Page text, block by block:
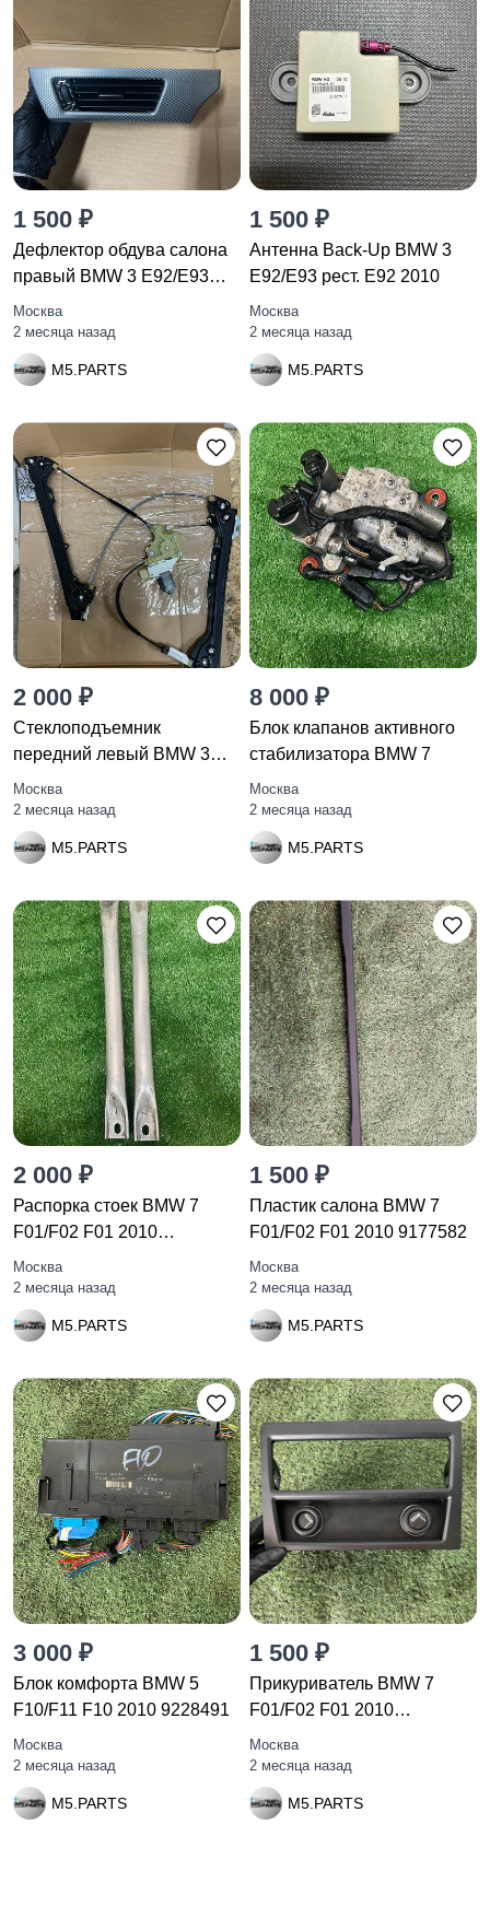
1 500 ₽
Дефлектор обдува салона
правый BMW 3 E92/E93
рест.
Москва
2 месяца назад
M5.PARTS
1 500 ₽
Антенна Back-Up BMW 3
E92/E93 рест. E92 2010
Москва
2 месяца назад
M5.PARTS
2 000 ₽
Стеклоподъемник
передний левый BMW 3
E92/E93 рест.
Москва
2 месяца назад
M5.PARTS
8 000 ₽
Блок клапанов активного
стабилизатора BMW 7
Москва
2 месяца назад
M5.PARTS
2 000 ₽
Распорка стоек BMW 7
F01/F02 F01 2010
51717180316
Москва
2 месяца назад
M5.PARTS
1 500 ₽
Пластик салона BMW 7
F01/F02 F01 2010 9177582
Москва
2 месяца назад
M5.PARTS
3 000 ₽
Блок комфорта BMW 5
F10/F11 F10 2010 9228491
Москва
2 месяца назад
M5.PARTS
1 500 ₽
Прикуриватель BMW 7
F01/F02 F01 2010
51169113673
Москва
2 месяца назад
M5.PARTS